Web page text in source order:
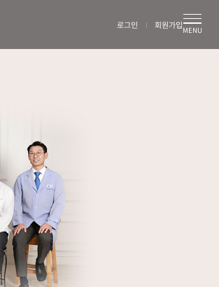
로그인 회원가입
MENU